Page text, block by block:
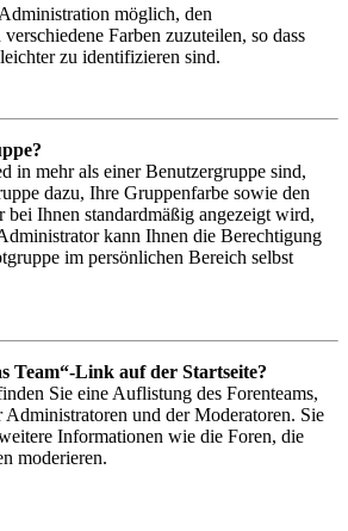
möglich, den
Farben zuzuteilen, so dass
zu identifizieren sind.
in mehr als einer Benutzergruppe sind,
dazu, Ihre Gruppenfarbe sowie den
bei Ihnen standardmäßig angezeigt wird,
kann Ihnen die Berechtigung
im persönlichen Bereich selbst
Team“-Link auf der Startseite?
Sie eine Auflistung des Forenteams,
Administratoren und der Moderatoren. Sie
Informationen wie die Foren, die
moderieren.